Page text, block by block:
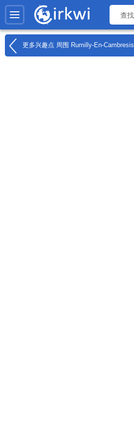
更多兴趣点 周围 Rumilly-En-Cambresis